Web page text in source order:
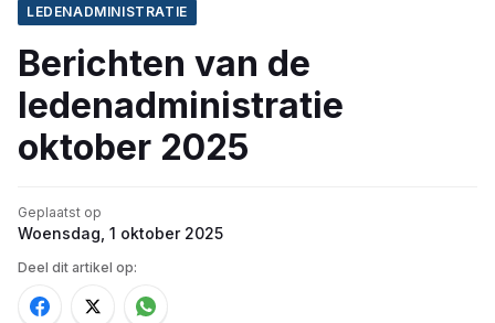
LEDENADMINISTRATIE
Berichten van de
ledenadministratie
oktober 2025
Geplaatst op
Woensdag, 1 oktober 2025
Deel dit artikel op: